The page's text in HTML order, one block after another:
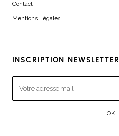
Contact
Mentions Légales
INSCRIPTION NEWSLETTER